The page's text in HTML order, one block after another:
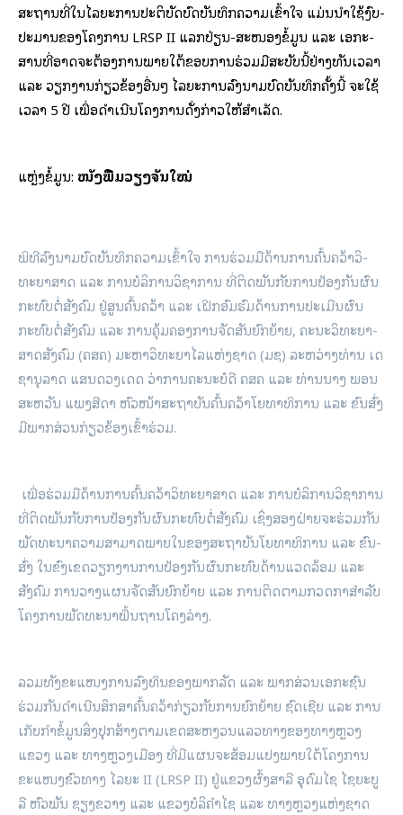
ສະ­ຖານ­ທີ່​ໃນ​ໄລ­ຍະ​ການ​ປະ­ຕິ­ບັດ​ບົດ​ບັນ­ທຶກ​ຄວາມ​ເຂົ້າ­ໃຈ ແມ່ນ​ນຳ​ໃຊ້​ງົບ­
ປະ­ມານ​ຂອງ​ໂຄງ­ການ LRSP II ແລກ­ປ່ຽນ-ສະ­ໜອງ​ຂໍ້​ມູນ ແລະ ເອ­ກະ­
ສານ​ທີ່​ອາດ​ຈະ​ຕ້ອງ­ການ​ພາຍ​ໃຕ້​ຂອບ​ການ​ຮ່ວມ​ມື​ສະ­ບັບ​ນີ້​ຢ່າງ​ທັນ​ເວ­ລາ
ແລະ ວຽກ​ງານ​ກ່ຽວ­ຂ້ອງ​ອື່ນໆ ໄລ­ຍະ​ການ​ລົງ​ນາມ​ບົດ​ບັນ­ທຶກ​ຄັ້ງ​ນີ້ ຈະ​ໃຊ້​
ເວ­ລາ 5 ປີ ເພື່ອ​ດຳ­ເນີນ​ໂຄງ­ການ​ດັ່ງ­ກ່າວ​ໃຫ້​ສຳ­ເລັດ.
ແຫຼ່ງຂໍ້ມູນ: ໜັງສືພິມວຽງຈັນໃໝ່
ພິ­ທີ​ລົງ​ນາມ​ບົດ​ບັນ­ທຶກ​ຄວາມ​ເຂົ້າ­ໃຈ ການ​ຮ່ວມ​ມື​ດ້ານ​ການ​ຄົ້ນ­ຄວ້າ​ວິ­
ທະ­ຍາ­ສາດ ແລະ ການ​ບໍ­ລິ­ການ​ວິ­ຊາ​ການ ທີ່​ຕິດ​ພັນ​ກັບ​ການ​ປ້ອງ​ກັນ​ຜົນ​
ກະ­ທົບ​ຕໍ່​ສັງ­ຄົມ ຢູ່​ສູນ​ຄົ້ນ­ຄວ້າ ແລະ ເຝີກ​ອົມ​ຮົມ​ດ້ານ​ການ​ປະ​ເມີນ​ຜົນ​
ກະທົບ​ຕໍ່​ສັງ­ຄົມ ແລະ ການ​ຄຸ້ມ​ຄອງ​ການ​ຈັດ​ສັນ​ຍົກ­ຍ້າຍ, ຄະ­ນະ​ວິ­ທະ­ຍາ­
ສາດ​ສັງ­ຄົມ (ຄສຄ) ມະ­ຫາ­ວິ­ທະ­ຍາ­ໄລ​ແຫ່ງ​ຊາດ (ມຊ) ລະ­ຫວ່າງ​ທ່ານ ເດ​
ຊາ­ນຸ​ລາດ ແສນ​ດວງ​ເດດ ວ່າ­ການ​ຄະ­ນະ­ບໍ­ດີ ຄສຄ ແລະ ທ່ານ​ນາງ ພອນ​
ສະ­ຫວັນ ແພງ​ສີ­ດາ ຫົວ­ໜ້າ​ສະ​ຖາ​ບັນ​ຄົ້ນ­ຄວ້າ​ໂຍ­ທາ​ທິ​ການ ແລະ ຂົນ­ສົ່ງ
ມີ​ພາກ­ສ່ວນ​ກ່ຽວ­ຂ້ອງ​ເຂົ້າ​ຮ່ວມ.
ເພື່ອ​ຮ່ວມ​ມື​ດ້ານ​ການ​ຄົ້ນ­ຄວ້າ​ວິ­ທະ­ຍາ­ສາດ ແລະ ການ​ບໍ­ລິ­ການ​ວິ­ຊາ​ການ​
ທີ່​ຕິດ​ພັນ​ກັບ​ການ​ປ້ອງ​ກັນ​ຜົນ​ກະ­ທົບ​ຕໍ່​ສັງ­ຄົມ ເຊິ່ງ​ສອງ​ຝ່າຍ​ຈະ​ຮ່ວມ​ກັນ​
ພັດ­ທະ­ນາ​ຄວາມ​ສາ­ມາດ​ພາຍ​ໃນ​ຂອງ​ສະ​ຖາ​ບັນ​ໂຍ­ທາ​ທິ​ການ ແລະ ຂົນ­
ສົ່ງ ໃນ​ຂົງ­ເຂດ​ວຽກ​ງານ​ການ​ປ້ອງ​ກັນ​ຜົນ​ກະ­ທົບ​ດ້ານ​ແວດ​ລ້ອມ ແລະ
ສັງ­ຄົມ ການ​ວາງ​ແຜນ​ຈັດ​ສັນ​ຍົກ­ຍ້າຍ ແລະ ການ​ຕິດ­ຕາມ​ກວດ­ກາ​ສຳ­ລັບ​
ໂຄງ­ການ​ພັດ­ທະ­ນາ​ພື້ນ­ຖານ​ໂຄງ​ລ່າງ.
ລວມ​ທັງ​ຂະ­ແໜງ­ການ​ລົງ­ທຶນ​ຂອງ​ພາກ​ລັດ ແລະ ພາກ­ສ່ວນ​ເອ­ກະ​ຊົນ
ຮ່ວມ​ກັນ​ດຳ­ເນີນ​ສຶກ​ສາ​ຄົ້ນ­ຄວ້າ​ກ່ຽວ​ກັບ​ການ​ຍົກ­ຍ້າຍ ຊົດ​ເຊີຍ ແລະ ການ​
ເກັບ​ກຳ​ຂໍ້​ມູນ​ສິ່ງ​ປຸກ​ສ້າງ​ຕາມ​ເຂດ​ສະ­ຫງວນ​ແລວ​ທາງ​ຂອງ​ທາງ​ຫຼວງ​
ແຂວງ ແລະ ທາງ​ຫຼວງ​ເມືອງ ທີ່​ມີ​ແຜນ​ຈະ​ສ້ອມ­ແປງ​ພາຍ​ໃຕ້​ໂຄງ­ການ​
ຂະ­ແໜງ​ຂົວ​ທາງ ໄລ­ຍະ II (LRSP II) ຢູ່​ແຂວງ​ຜົ້ງ​ສາ­ລີ ອຸ­ດົມ​ໄຊ ໄຊ​ຍະ​ບູ​
ລີ ຫົວ­ພັນ ຊຽງ​ຂວາງ ແລະ ແຂວງ​ບໍ​ລິ​ຄຳ​ໄຊ ແລະ ທາງ​ຫຼວງ​ແຫ່ງ​ຊາດ